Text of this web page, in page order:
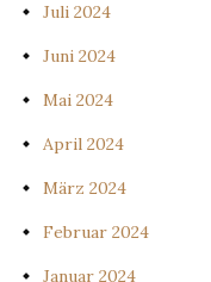
Juli 2024
Juni 2024
Mai 2024
April 2024
März 2024
Februar 2024
Januar 2024